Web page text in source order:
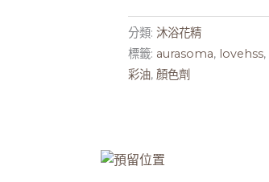
分類:沐浴花精
標籤: aurasoma, lovehss,
彩油,顏色劑